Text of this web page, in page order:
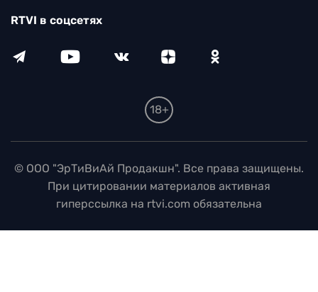
RTVI в соцсетях
18+
© ООО "ЭрТиВиАй Продакшн". Все права защищены.
При цитировании материалов активная
гиперссылка на rtvi.com обязательна